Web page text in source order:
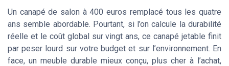
Un canapé de salon à 400 euros remplacé tous les quatre
ans semble abordable. Pourtant, si l’on calcule la durabilité
réelle et le coût global sur vingt ans, ce canapé jetable finit
par peser lourd sur votre budget et sur l’environnement. En
face, un meuble durable mieux conçu, plus cher à l’achat,